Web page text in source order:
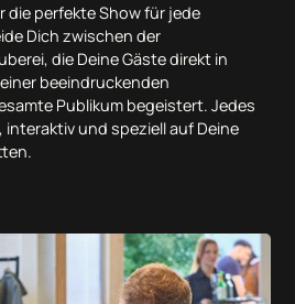
die perfekte Show für jede
Dich zwischen der
die Deine Gäste direkt in
beeindruckenden
Publikum begeistert. Jedes
und speziell auf Deine